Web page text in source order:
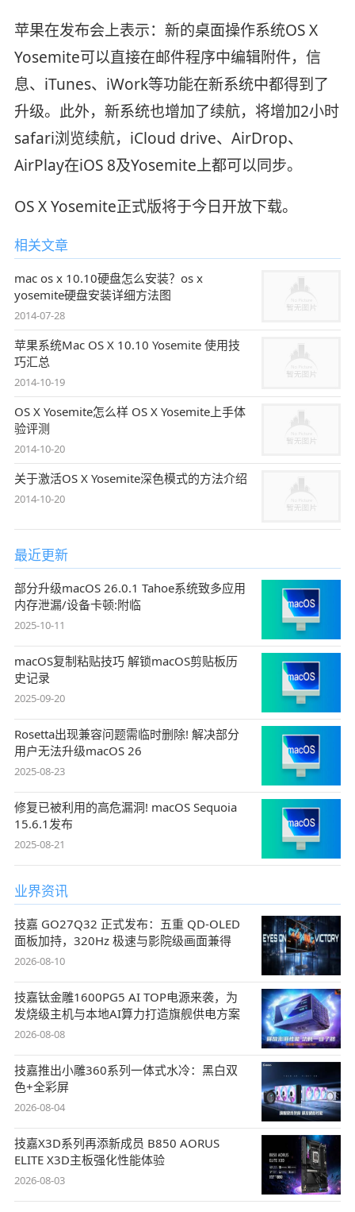
苹果在发布会上表示：新的桌面操作系统OS X
Yosemite可以直接在邮件程序中编辑附件，信
息、iTunes、iWork等功能在新系统中都得到了
升级。此外，新系统也增加了续航，将增加2小时
safari浏览续航，iCloud drive、AirDrop、
AirPlay在iOS 8及Yosemite上都可以同步。
OS X Yosemite正式版将于今日开放下载。
相关文章
mac os x 10.10硬盘怎么安装？os x
yosemite硬盘安装详细方法图
2014-07-28
苹果系统Mac OS X 10.10 Yosemite 使用技
巧汇总
2014-10-19
OS X Yosemite怎么样 OS X Yosemite上手体
验评测
2014-10-20
关于激活OS X Yosemite深色模式的方法介绍
2014-10-20
最近更新
部分升级macOS 26.0.1 Tahoe系统致多应用
内存泄漏/设备卡顿:附临
2025-10-11
macOS复制粘贴技巧 解锁macOS剪贴板历
史记录
2025-09-20
Rosetta出现兼容问题需临时删除! 解决部分
用户无法升级macOS 26
2025-08-23
修复已被利用的高危漏洞! macOS Sequoia
15.6.1发布
2025-08-21
业界资讯
技嘉 GO27Q32 正式发布：五重 QD-OLED
面板加持，320Hz 极速与影院级画面兼得
2026-08-10
技嘉钛金雕1600PG5 AI TOP电源来袭，为
发烧级主机与本地AI算力打造旗舰供电方案
2026-08-08
技嘉推出小雕360系列一体式水冷：黑白双
色+全彩屏
2026-08-04
技嘉X3D系列再添新成员 B850 AORUS
ELITE X3D主板强化性能体验
2026-08-03